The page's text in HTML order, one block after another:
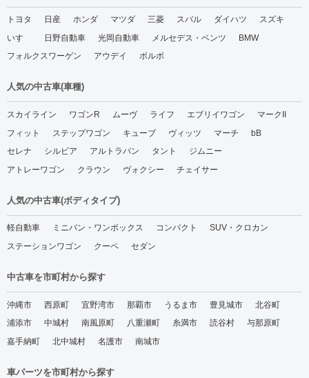
トヨタ 日産 ホンダ マツダ 三菱 スバル ダイハツ
スズキ
いすゞ
日野自動車 光岡自動車 メルセデス・ベンツ
BMW
フォルクスワーゲン
アウデイ ボルボ
人気の中古車(車種)
スカイライン ワゴンR ムーヴ ライフ エブリイワゴン
マークII
フィット
ステップワゴン キューブ ヴィッツ マーチ
bB
セレナ
シルビア アルトラパン タント
ジムニー
アトレーワゴン
クラウン ヴォクシー チェイサー
人気の中古車(ボディタイプ)
軽自動車 ミニバン・ワンボックス コンパクト
SUV・クロカン
ステーションワゴン
クーペ セダン
中古車を市町村から探す
沖縄市 西原町 宜野湾市 那覇市 うるま市 豊見城市
北谷町
浦添市
中城村 南風原町 八重瀬町 糸満市 読谷村
与那原町
嘉手納町
北中城村 名護市 南城市
車パーツを市町村から探す